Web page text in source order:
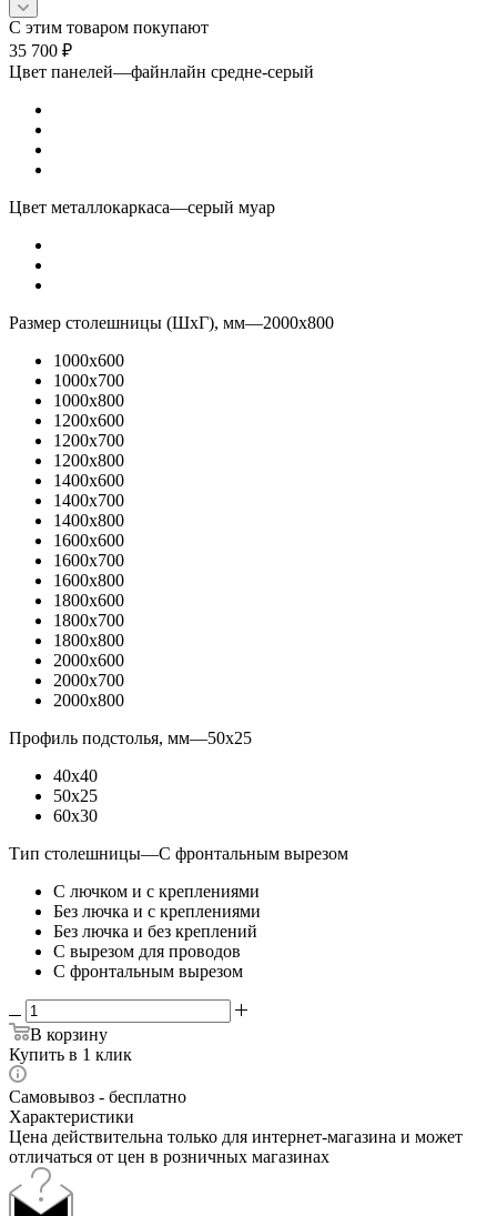
С этим товаром покупают
35 700 ₽
Цвет панелей—файнлайн средне-серый
Цвет металлокаркаса—серый муар
Размер столешницы (ШхГ), мм—2000x800
1000x600
1000x700
1000x800
1200x600
1200x700
1200x800
1400x600
1400x700
1400x800
1600x600
1600x700
1600x800
1800x600
1800x700
1800x800
2000x600
2000x700
2000x800
Профиль подстолья, мм—50x25
40x40
50x25
60x30
Тип столешницы—С фронтальным вырезом
С лючком и с креплениями
Без лючка и с креплениями
Без лючка и без креплений
С вырезом для проводов
С фронтальным вырезом
В корзину
Купить в 1 клик
Самовывоз - бесплатно
Характеристики
Цена действительна только для интернет-магазина и может
отличаться от цен в розничных магазинах